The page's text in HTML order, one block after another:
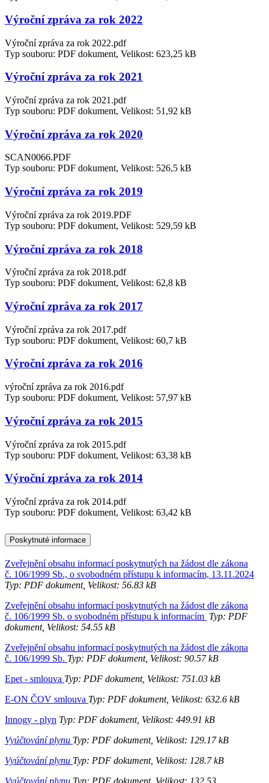
Výroční zpráva za rok 2022
Výroční zpráva za rok 2022.pdf
Typ souboru: PDF dokument, Velikost: 623,25 kB
Výroční zpráva za rok 2021
Výroční zpráva za rok 2021.pdf
Typ souboru: PDF dokument, Velikost: 51,92 kB
Výroční zpráva za rok 2020
SCAN0066.PDF
Typ souboru: PDF dokument, Velikost: 526,5 kB
Výroční zpráva za rok 2019
Výroční zpráva za rok 2019.PDF
Typ souboru: PDF dokument, Velikost: 529,59 kB
Výroční zpráva za rok 2018
Výroční zpráva za rok 2018.pdf
Typ souboru: PDF dokument, Velikost: 62,8 kB
Výroční zpráva za rok 2017
Výroční zpráva za rok 2017.pdf
Typ souboru: PDF dokument, Velikost: 60,7 kB
Výroční zpráva za rok 2016
výroční zpráva za rok 2016.pdf
Typ souboru: PDF dokument, Velikost: 57,97 kB
Výroční zpráva za rok 2015
Výroční zpráva za rok 2015.pdf
Typ souboru: PDF dokument, Velikost: 63,38 kB
Výroční zpráva za rok 2014
Výroční zpráva za rok 2014.pdf
Typ souboru: PDF dokument, Velikost: 63,42 kB
Poskytnuté informace
Zveřejnění obsahu informací poskytnutých na žádost dle zákona
č. 106/1999 Sb., o svobodném přístupu k informacím, 13.11.2024
Typ: PDF dokument, Velikost: 56.83 kB
Zveřejnění obsahu informací poskytnutých na žádost dle zákona
č. 106/1999 Sb. o svobodném přístupu k informacím Typ: PDF
dokument, Velikost: 54.55 kB
Zveřejnění obsahu informací poskytnutých na žádost dle zákona
č. 106/1999 Sb. Typ: PDF dokument, Velikost: 90.57 kB
Epet - smlouva Typ: PDF dokument, Velikost: 751.03 kB
E-ON ČOV smlouva Typ: PDF dokument, Velikost: 632.6 kB
Innogy - plyn Typ: PDF dokument, Velikost: 449.91 kB
Vyúčtování plynu Typ: PDF dokument, Velikost: 129.17 kB
Vyúčtování plynu Typ: PDF dokument, Velikost: 128.7 kB
Vyúčtování plynu Typ: PDF dokument, Velikost: 132.53